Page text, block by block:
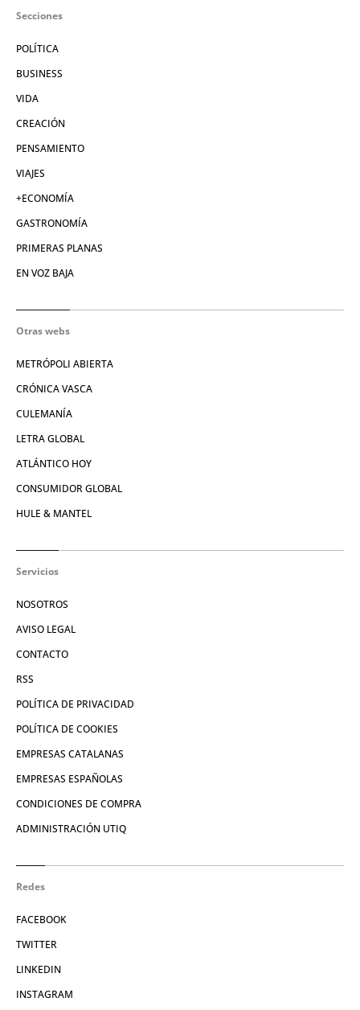
Secciones
POLÍTICA
BUSINESS
VIDA
CREACIÓN
PENSAMIENTO
VIAJES
+ECONOMÍA
GASTRONOMÍA
PRIMERAS PLANAS
EN VOZ BAJA
Otras webs
METRÓPOLI ABIERTA
CRÓNICA VASCA
CULEMANÍA
LETRA GLOBAL
ATLÁNTICO HOY
CONSUMIDOR GLOBAL
HULE & MANTEL
Servicios
NOSOTROS
AVISO LEGAL
CONTACTO
RSS
POLÍTICA DE PRIVACIDAD
POLÍTICA DE COOKIES
EMPRESAS CATALANAS
EMPRESAS ESPAÑOLAS
CONDICIONES DE COMPRA
ADMINISTRACIÓN UTIQ
Redes
FACEBOOK
TWITTER
LINKEDIN
INSTAGRAM